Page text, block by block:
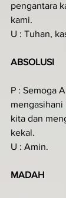
pengantara
kami.
U : Tuhan,
ABSOLUSI
P : Semoga
kita dan
kekal.
U : Amin.
MADAH